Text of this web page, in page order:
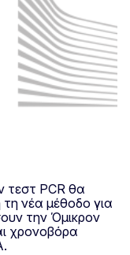
τεστ PCR θα
νέα μέθοδο για
την Όμικρον
χρονοβόρα